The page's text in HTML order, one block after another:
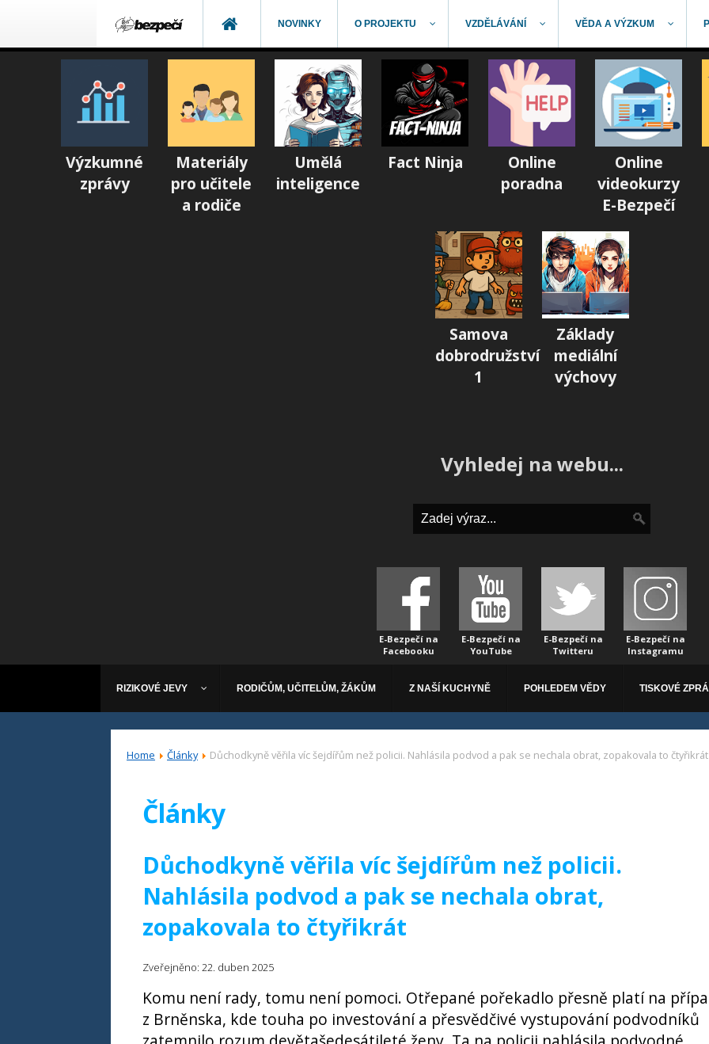
NOVINKY O PROJEKTU VZDĚLÁVÁNÍ VĚDA A VÝZKUM
Výzkumné
zprávy
Materiály
pro učitele
a rodiče
Umělá
inteligence
Fact Ninja
Online
poradna
Online
videokurzy
E-Bezpečí
Samova
dobrodružství
1
Základy
mediální
výchovy
Vyhledej na webu...
E-Bezpečí na
Facebooku
E-Bezpečí na
YouTube
E-Bezpečí na
Twitteru
E-Bezpečí na
Instagramu
RIZIKOVÉ JEVY RODIČŮM, UČITELŮM, ŽÁKŮM Z NAŠÍ KUCHYNĚ POHLEDEM VĚDY TISKOVÉ
Home Články Důchodkyně věřila víc šejdířům než policii. Nahlásila podvod a pak se nechala obrat, zopakovala to čtyřikrát
Články
Důchodkyně věřila víc šejdířům než policii.
Nahlásila podvod a pak se nechala obrat,
zopakovala to čtyřikrát
Zveřejněno: 22. duben 2025
Komu není rady, tomu není pomoci. Otřepané pořekadlo přesně platí na
z Brněnska, kde touha po investování a přesvědčivé vystupování podvodníků